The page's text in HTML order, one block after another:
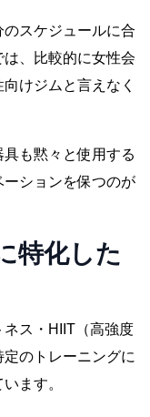
スケジュールに合
、比較的に女性会
けジムと言えなく
も黙々と使用する
ションを保つのが
特化した
ス・HIIT（高強度
のトレーニングに
ます。